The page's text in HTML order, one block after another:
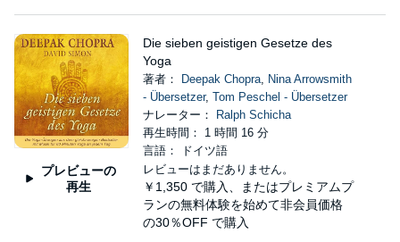
プレビューの
再生
Die sieben geistigen Gesetze des
Yoga
著者： Deepak Chopra,
Nina Arrowsmith
- Übersetzer, Tom Peschel - Übersetzer
ナレーター：
Ralph Schicha
再生時間： 1 時間 16 分
言語： ドイツ語
レビューはまだありません。
￥1,350 で購入、またはプレミアムプ
ランの無料体験を始めて非会員価格
の30％OFF で購入